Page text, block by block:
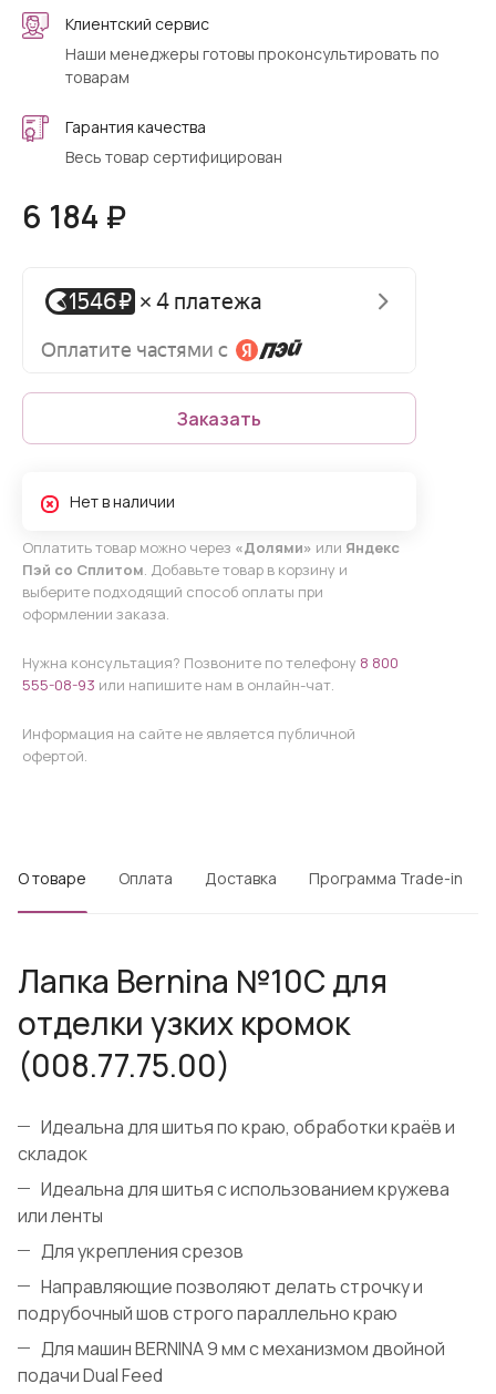
Клиентский сервис
Наши менеджеры готовы проконсультировать по
товарам
Гарантия качества
Весь товар сертифицирован
6 184 ₽
Заказать
Нет в наличии
Оплатить товар можно через «Долями» или Яндекс
Пэй со Сплитом. Добавьте товар в корзину и
выберите подходящий способ оплаты при
оформлении заказа.
Нужна консультация? Позвоните по телефону 8 800
555-08-93 или напишите нам в онлайн-чат.
Информация на сайте не является публичной
офертой.
О товаре Оплата Доставка Программа Trade-in
Лапка Bernina №10C для
отделки узких кромок
(008.77.75.00)
Идеальна для шитья по краю, обработки краёв и
складок
Идеальна для шитья с использованием кружева
или ленты
Для укрепления срезов
Направляющие позволяют делать строчку и
подрубочный шов строго параллельно краю
Для машин BERNINA 9 мм с механизмом двойной
подачи Dual Feed